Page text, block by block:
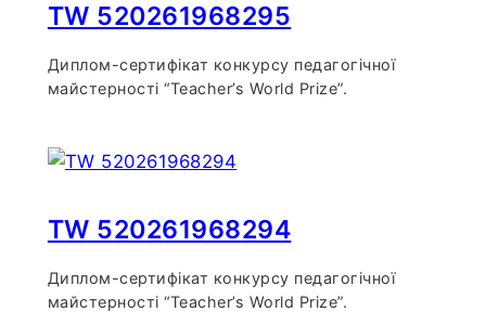
TW 520261968295
Диплом-сертифікат конкурсу педагогічної
майстерності “Teacher’s World Prize”.
TW 520261968294
Диплом-сертифікат конкурсу педагогічної
майстерності “Teacher’s World Prize”.